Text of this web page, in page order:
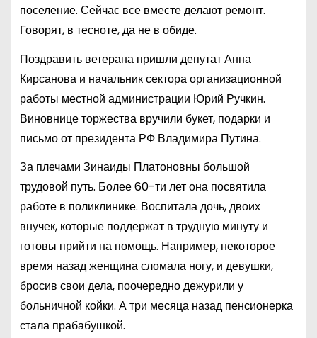
поселение. Сейчас все вместе делают ремонт.
Говорят, в тесноте, да не в обиде.
Поздравить ветерана пришли депутат Анна
Кирсанова и начальник сектора организационной
работы местной администрации Юрий Ручкин.
Виновнице торжества вручили букет, подарки и
письмо от президента РФ Владимира Путина.
За плечами Зинаиды Платоновны большой
трудовой путь. Более 60-ти лет она посвятила
работе в поликлинике. Воспитала дочь, двоих
внучек, которые поддержат в трудную минуту и
готовы прийти на помощь. Например, некоторое
время назад женщина сломала ногу, и девушки,
бросив свои дела, поочередно дежурили у
больничной койки. А три месяца назад пенсионерка
стала прабабушкой.